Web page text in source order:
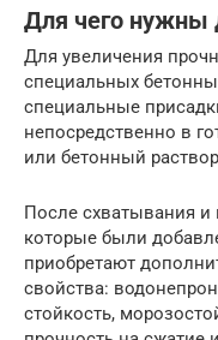
Для чего нужны
Для увеличения
специальных
специальные
непосредственно в
или бетонный
После схватывания и
которые были
приобретают
свойства:
стойкость,